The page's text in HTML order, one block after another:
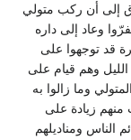
إلى أن ركب متولي
وعاد إلى داره
قد توجهوا على
وهم قيام على
وما زالوا به
زيادة على
ومناديلهم